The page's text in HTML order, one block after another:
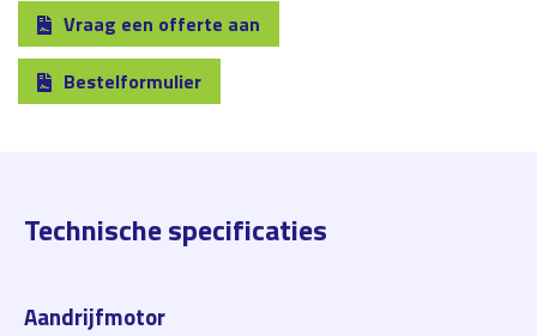
Vraag een offerte aan
Bestelformulier
Technische specificaties
Aandrijfmotor